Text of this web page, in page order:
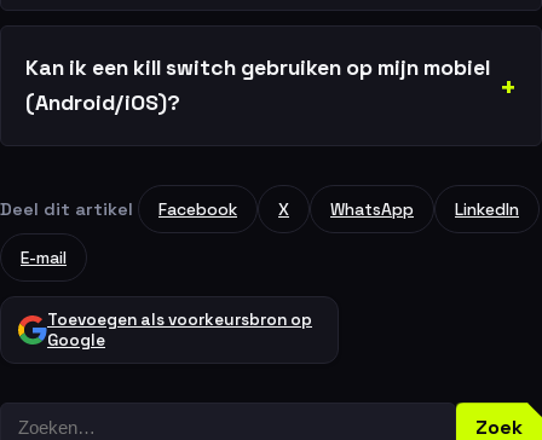
Kan ik een kill switch gebruiken op mijn mobiel
(Android/iOS)?
Deel dit artikel Facebook X WhatsApp LinkedIn
E-mail
Toevoegen als voorkeursbron op
Google
Zoeken Zoek